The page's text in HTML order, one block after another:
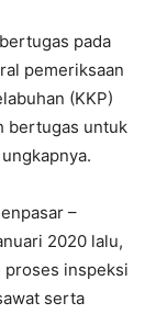
pada
pemeriksaan
(KKP)
bertugas untuk
–
2020 lalu,
proses inspeksi
serta